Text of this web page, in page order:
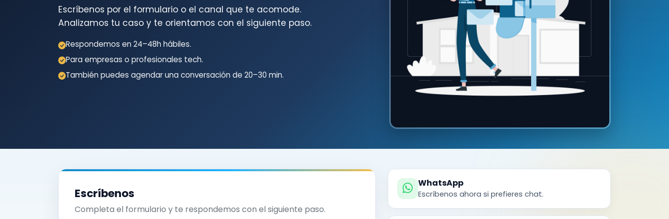
Escríbenos por el formulario o el canal que te acomode.
Analizamos tu caso y te orientamos con el siguiente paso.
Respondemos en 24–48h hábiles.
Para empresas o profesionales tech.
También puedes agendar una conversación de 20–30 min.
Escríbenos
Completa el formulario y te respondemos con el siguiente paso.
WhatsApp
Escríbenos ahora si prefieres chat.